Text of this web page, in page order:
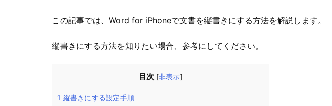
この記事では、Word for iPhoneで文書を縦書きにする方法を解説します。
縦書きにする方法を知りたい場合、参考にしてください。
目次 [非表示]
1 縦書きにする設定手順